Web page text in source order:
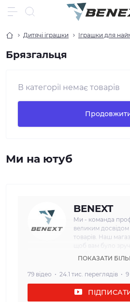
Дитячі іграшки Іграшки для
Брязгальця
В категорії немає товарів
Ми на ютуб
BENEXT
Ми - команда
великим досвідом
товарів. Наш
щоб вам було
життя. Наша
забезпечити наших
найвищою якістю
дитячих товарів.
ми пропонуємо,
ПОКАЗАТИ
79 відео 24.1 тис. переглядів 9